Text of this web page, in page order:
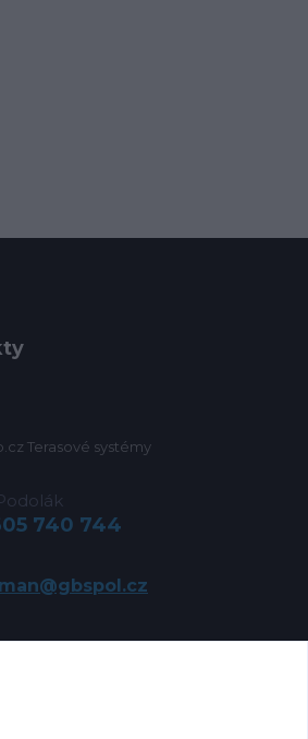
Terasové systémy
740 744